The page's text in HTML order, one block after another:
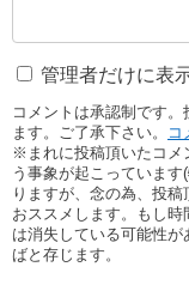
管理者だけに表
コメントは承認制です
ます。ご了承下さい。
コ
※まれに投稿頂いたコメ
う事象が起こっていま
りますが、念の為、投
おススメします。もし
は消失している可能性
ばと存じます。